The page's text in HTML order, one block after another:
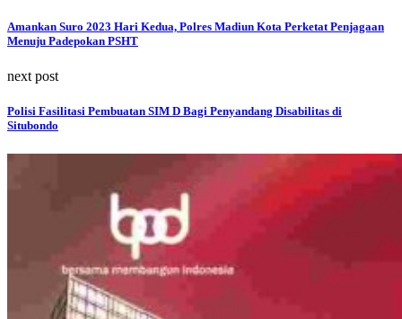
Amankan Suro 2023 Hari Kedua, Polres Madiun Kota Perketat Penjagaan
Menuju Padepokan PSHT
next post
Polisi Fasilitasi Pembuatan SIM D Bagi Penyandang Disabilitas di
Situbondo